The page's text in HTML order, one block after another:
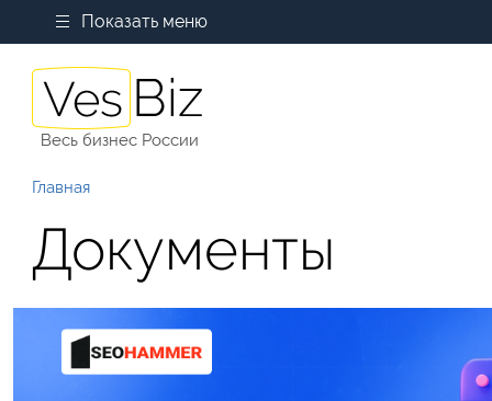
Показать меню
Весь бизнес России
Главная
Документы